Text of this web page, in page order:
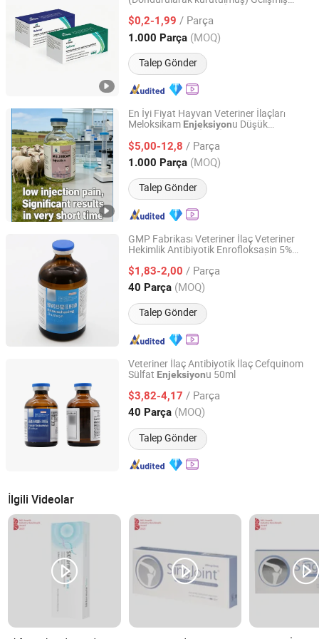
$0,2-1,99 / Parça
1.000 Parça (MOQ)
Talep Gönder
JIANGXI BANGCHENG ANIMAL PHARMACEUTICAL CO.,
LTD
Jiangxi, China Fiyat 2026
En İyi Fiyat Hayvan Veteriner İlaçları
Meloksikam Enjeksiyonu Düşük
$5,00-12,8 / Parça
1.000 Parça (MOQ)
Talep Gönder
Shandong Loong Nucleus Medical Technology Co., Ltd
Shandong, China Fiyat 2025
GMP Fabrikası Veteriner İlaç Veteriner
Hekimlik Antibiyotik Enrofloksasin 5%
$1,83-2,00 / Parça
40 Parça (MOQ)
Talep Gönder
Shandong Loong Nucleus Medical Technology Co., Ltd
Shandong, China Fiyat 2025
Veteriner İlaç Antibiyotik İlaç Cefquinom
Sülfat Enjeksiyonu 50ml
$3,82-4,17 / Parça
40 Parça (MOQ)
Talep Gönder
Shandong Loong Nucleus Medical Technology Co., Ltd
Shandong, China Fiyat 2025
İlgili Videolar